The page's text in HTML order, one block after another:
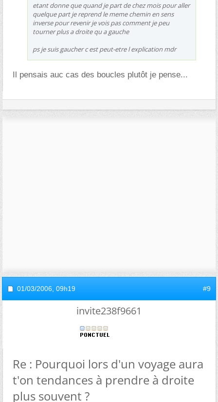
etant donne que quand je part de chez mois pour aller
quelque part je reprend le meme chemin en sens
inverse pour revenir je vois pas comment je peu
tourner plus a droite qu a gauche
ps je suis gaucher c est peut-etre l explication mdr
Il pensais auc cas des boucles plutôt je pense...
01/03/2006, 09h19 #9
invite238f9661
Re : Pourquoi lors d'un voyage aura
t'on tendances à prendre à droite
plus souvent ?